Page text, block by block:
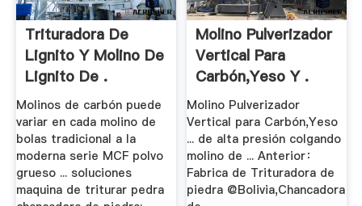
Trituradora De
Lignito Y Molino De
Lignito De .
Molinos de carbón puede
variar en cada molino de
bolas tradicional a la
moderna serie MCF polvo
grueso ... soluciones
maquina de triturar pedra
Molino Pulverizador
Vertical Para
Carbón,Yeso Y .
Molino Pulverizador
Vertical para Carbón,Yeso
... de alta presión colgando
molino de ... Anterior：
Fabrica de Trituradora de
piedra @Bolivia,Chancadora